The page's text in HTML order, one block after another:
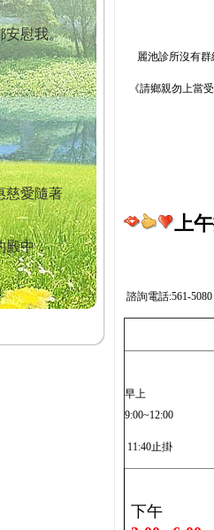
安慰我。
慈愛隨著
殿中，
麗池診所沒有群
《請鄉親勿上當受
上
諮詢電話:561-5080
早上
9:00~12:00
11:40止掛
下午